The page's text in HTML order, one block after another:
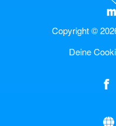
Copyright ©
Deine